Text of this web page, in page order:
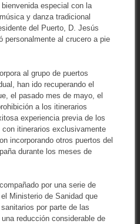
especial con la
y danza tradicional
del Puerto, D. Jesús
personalmente al crucero a pie
al grupo de puertos
han ido recuperando el
el pasado mes de mayo, el
a los itinerarios
experiencia previa de los
itinerarios exclusivamente
incorporando otros puertos del
durante los meses de
por una serie de
Ministerio de Sanidad que
por parte de las
reducción considerable de